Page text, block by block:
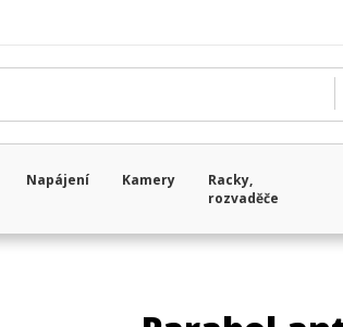
Napájení Kamery
Racky,
rozvaděče